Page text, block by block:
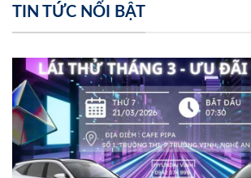
TIN TỨC NỔI BẬT